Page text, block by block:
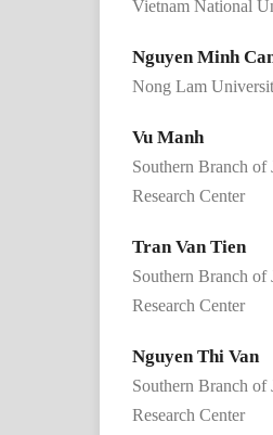
Vietnam National
Nguyen Minh
Nong Lam
Vu Manh
Southern Branch of
Research Center
Tran Van Tien
Southern Branch of
Research Center
Nguyen Thi Van
Southern Branch of
Research Center